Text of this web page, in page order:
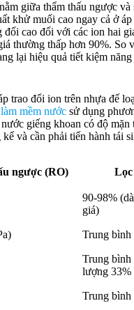
giữa thẩm thấu ngược
khử muối cao ngay cả ở
cao đối với các ion hai
thường thấp hơn 90%. So
lại hiệu quả tiết kiệm
trao đổi ion trên nhựa để
mềm nước sử dụng
giếng khoan có độ
và cần phải tiến hành tái
ngược (RO)
90-98%
giá)
Trung bình
Trung bình
lượng
Trung bình